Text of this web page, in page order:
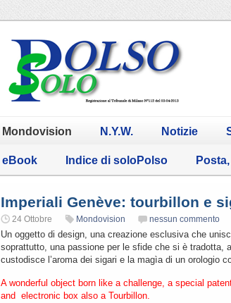
Mondovision N.Y.W. Notizie
eBook Indice di soloPolso
Imperiali Genève: tourbillon e
24 Ottobre Mondovision nessun commento
Un oggetto di design, una creazione esclusiva che
soprattutto, una passione per le sfide che si è tradotta,
custodisce l’aroma dei sigari e la magìa di un orologio
A wonderful object born like a challenge, a special
and electronic box also a Tourbillon.